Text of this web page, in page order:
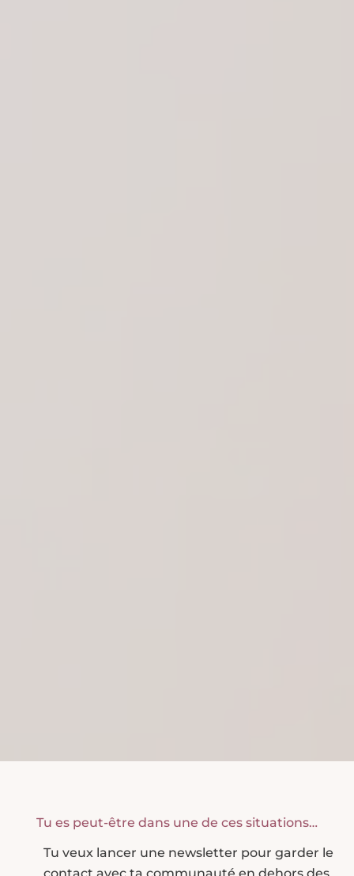
Tu es peut-être dans une de ces situations…
Tu veux lancer une newsletter pour garder le